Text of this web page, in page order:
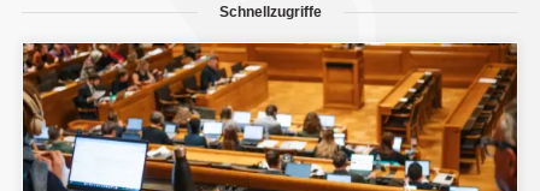
Schnellzugriffe